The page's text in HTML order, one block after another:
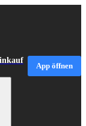
App öffnen